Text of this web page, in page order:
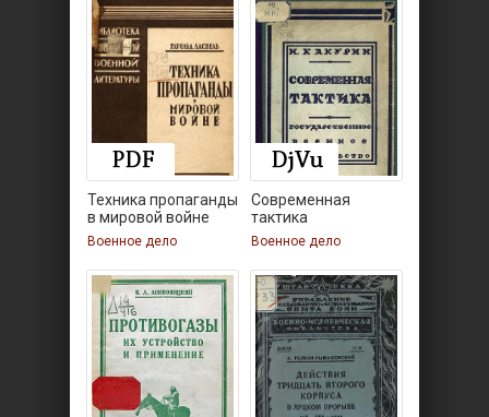
Техника пропаганды
в мировой войне
Военное дело
Современная
тактика
Военное дело